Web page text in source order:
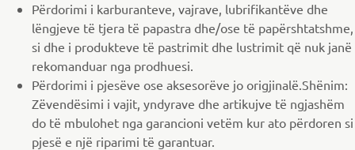
Përdorimi i karburanteve, vajrave, lubrifikantëve dhe
lëngjeve të tjera të papastra dhe/ose të papërshtatshme,
si dhe i produkteve të pastrimit dhe lustrimit që nuk janë
rekomanduar nga prodhuesi.
Përdorimi i pjesëve ose aksesorëve jo origjinalë.Shënim:
Zëvendësimi i vajit, yndyrave dhe artikujve të ngjashëm
do të mbulohet nga garancioni vetëm kur ato përdoren si
pjesë e një riparimi të garantuar.